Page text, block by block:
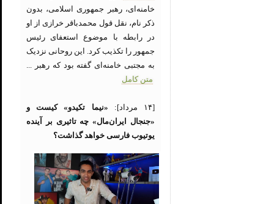
خامنه‌ای، رهبر جمهوری اسلامی، بدون
ذکر نام، نقل قول محمدباقر خرازی از او
در رابطه با موضوع استعفای رئیس
جمهور را تکذیب کرد. این روحانی نزدیک
به مجتبی خامنه‌ای گفته بود که رهبر ...
متن کامل
[۱۴ مرداد]:
«نیما تکیدو» کیست و
«جنجال ایران‌مال» چه تاثیری بر آینده
یوتیوب فارسی خواهد گذاشت؟